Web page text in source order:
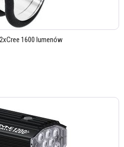
1600 lumenów